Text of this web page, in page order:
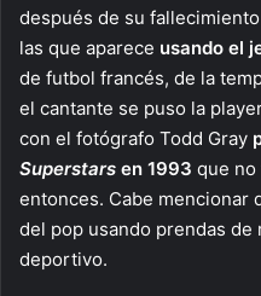
después de su
las que aparece usando el
de futbol francés, de la
el cantante se puso la
con el fotógrafo Todd Gray
Superstars en 1993 que no
entonces. Cabe mencionar
del pop usando prendas
deportivo.